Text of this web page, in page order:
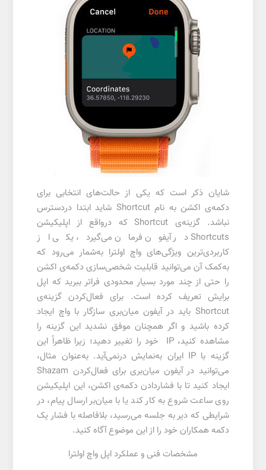
شایان ذکر است که یکی از حالت‌های انتخابی برای
دکمه‌ی اکشن به نام Shortcut شاید ابتدا دردسترس
نباشد. گزینه‌ی Shortcut که درواقع از اپلیکیشن
Shortcuts در آیفون فرمان می‌گیرد، یکی از
کاربردی‌ترین ویژگی‌های واچ اولترا به‌شمار می‌رود که
به‌کمک آن می‌توانید قابلیت شخصی‌سازی دکمه‌ی اکشن
را حتی از چند مورد بسیار محدودی فراتر ببرید که اپل
برایش تعریف کرده است. برای فعال‌کردن گزینه‌ی
Shortcut باید در آیفون میان‌بری سازگار با واچ ایجاد
کرده باشید و اگر همچنان موفق نشدید این گزینه را
مشاهده‌ کنید، IP خود را تغییر دهید؛ زیرا ظاهراً این
گزینه با IP ایران به‌نمایش درنمی‌آید. به‌عنوان مثال،
می‌توانید در آیفون میان‌بری برای فعال‌کردن Shazam
ایجاد کنید تا با فشار‌دادن دکمه‌ی اکشن، این اپلیکیشن
روی ساعت شروع به کار کند یا با میان‌بر ارسال پیام، در
شرایطی که دیر به جلسه می‌رسید، بلافاصله با فشار یک
دکمه همکاران خود را از این موضوع آگاه کنید.
مشخصات فنی و عملکرد اپل واچ اولترا